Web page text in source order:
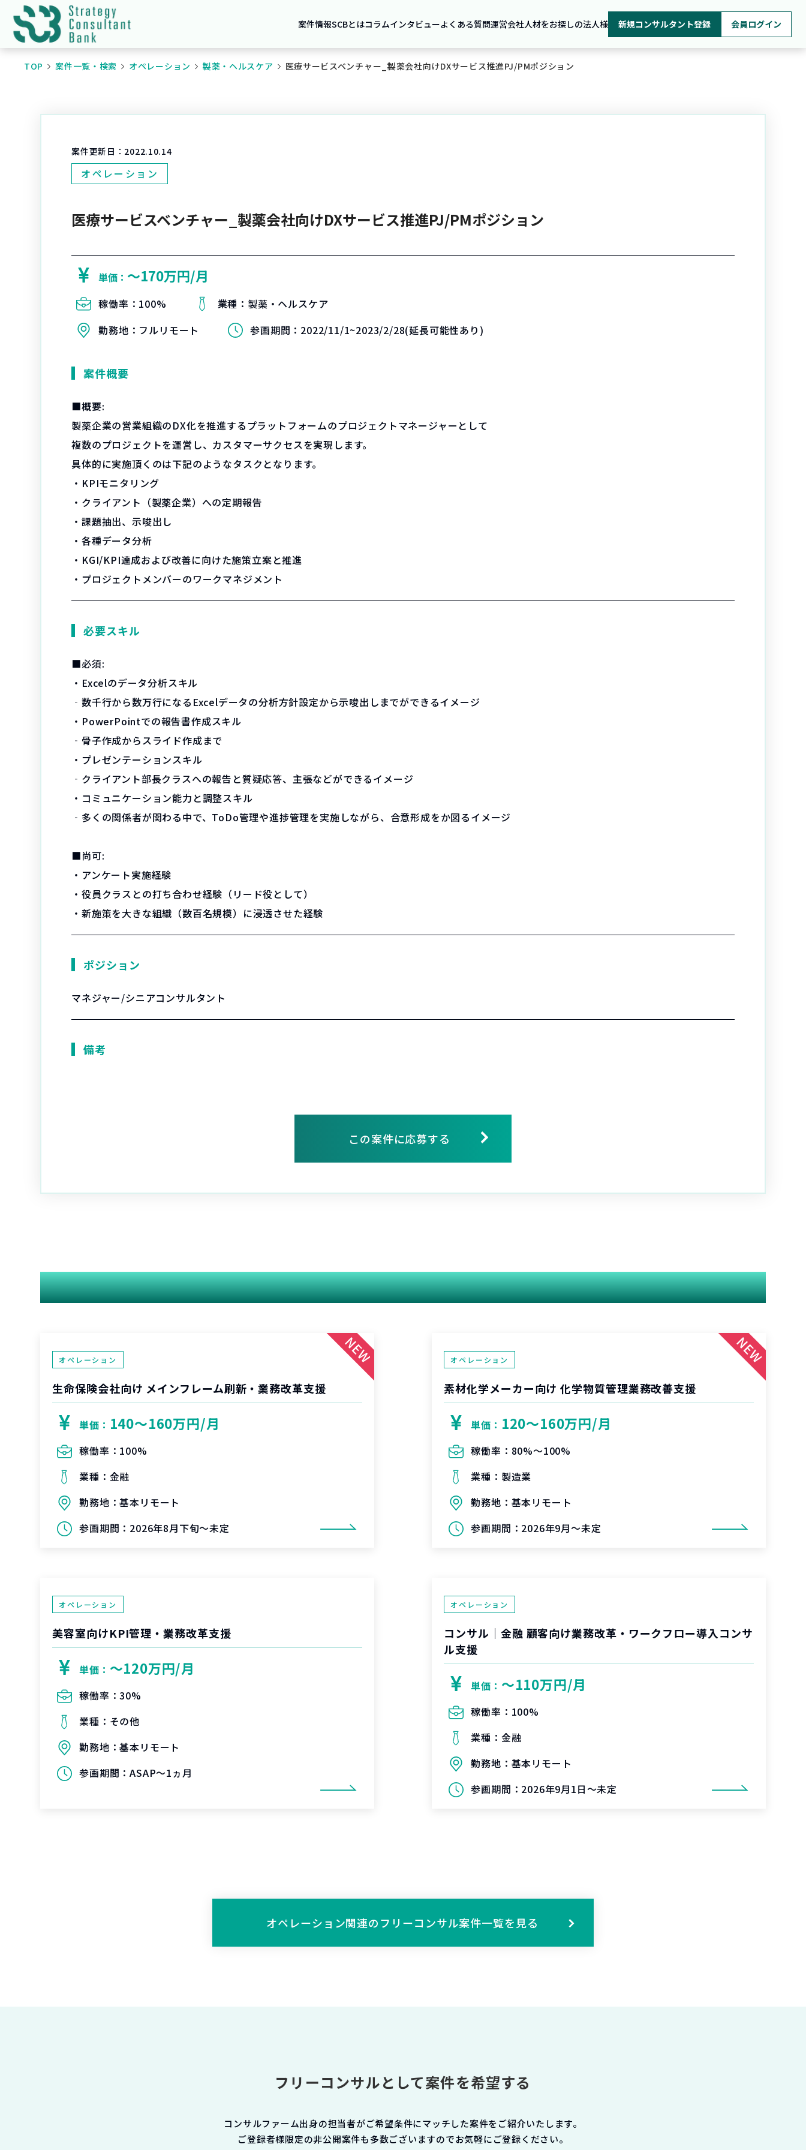
案件情報SCBとはコラムインタビューよくある質問運営会社人材をお探しの法人様 新規コンサルタント登録 会員ログイン
TOP 案件一覧・検索 オペレーション 製薬・ヘルスケア 医療サービスベンチャー_製薬会社向けDXサービス推進PJ/PMポジション
案件更新日： 2022.10.14
オペレーション
医療サービスベンチャー_製薬会社向けDXサービス推進PJ/PMポジション
単価： 〜170万円/月
稼働率： 100% 業種： 製薬・ヘルスケア
勤務地： フルリモート 参画期間： 2022/11/1~2023/2/28(延長可能性あり)
案件概要
■概要:
製薬企業の営業組織のDX化を推進するプラットフォームのプロジェクトマネージャーとして
複数のプロジェクトを運営し、カスタマーサクセスを実現します。
具体的に実施頂くのは下記のようなタスクとなります。
・KPIモニタリング
・クライアント（製薬企業）への定期報告
・課題抽出、示唆出し
・各種データ分析
・KGI/KPI達成および改善に向けた施策立案と推進
・プロジェクトメンバーのワークマネジメント
必要スキル
■必須:
・Excelのデータ分析スキル
‐数千行から数万行になるExcelデータの分析方針設定から示唆出しまでができるイメージ
・PowerPointでの報告書作成スキル
‐骨子作成からスライド作成まで
・プレゼンテーションスキル
‐クライアント部長クラスへの報告と質疑応答、主張などができるイメージ
・コミュニケーション能力と調整スキル
‐多くの関係者が関わる中で、ToDo管理や進捗管理を実施しながら、合意形成をか図るイメージ
■尚可:
・アンケート実施経験
・役員クラスとの打ち合わせ経験（リード役として）
・新施策を大きな組織（数百名規模）に浸透させた経験
ポジション
マネジャー/シニアコンサルタント
備考
この案件に応募する
関連する案件
オペレーション
生命保険会社向け メインフレーム刷新・業務改革支援
単価： 140〜160万円/月
稼働率： 100%
業種： 金融
勤務地：基本リモート
参画期間： 2026年8月下旬～未定
オペレーション
素材化学メーカー向け 化学物質管理業務改善支援
単価： 120〜160万円/月
稼働率： 80%〜100%
業種： 製造業
勤務地： 基本リモート
参画期間： 2026年9月～未定
オペレーション
美容室向けKPI管理・業務改革支援
単価： 〜120万円/月
稼働率：30%
業種： その他
勤務地：基本リモート
参画期間：ASAP～1ヵ月
オペレーション
コンサル｜金融 顧客向け業務改革・ワークフロー導入コンサ
ル支援
単価： 〜110万円/月
稼働率： 100%
業種： 金融
勤務地： 基本リモート
参画期間： 2026年9月1日～未定
オペレーション関連のフリーコンサル案件一覧を見る
フリーコンサルとして案件を希望する
コンサルファーム出身の担当者がご希望条件にマッチした案件をご紹介いたします。
ご登録者様限定の非公開案件も多数ございますのでお気軽にご登録ください。